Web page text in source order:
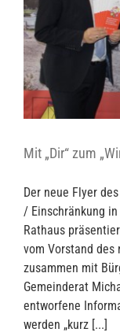
Mit „Dir“ zum
Der neue Flyer
/ Einschränkung
Rathaus
vom Vorstand des
zusammen mit
Gemeinderat
entworfene
werden „kurz [...]